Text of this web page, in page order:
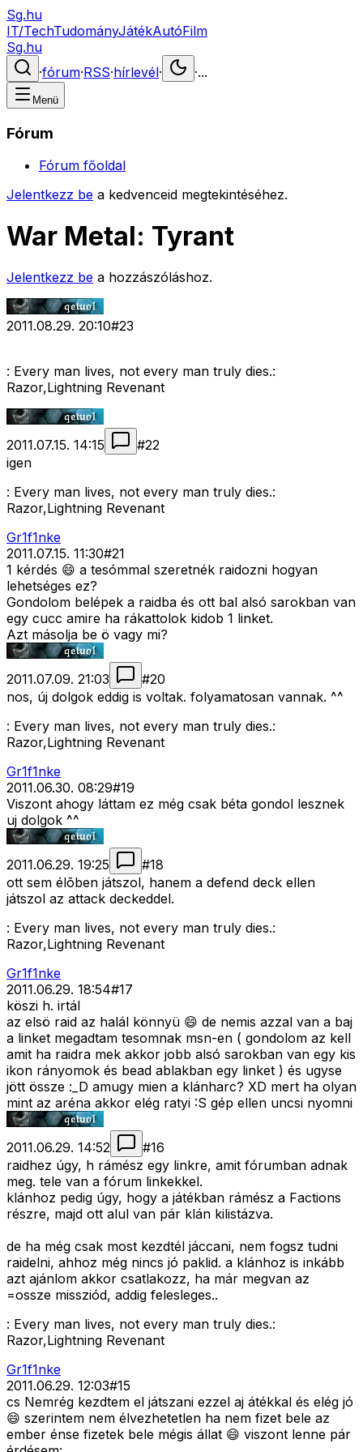
Sg.hu
IT/TechTudományJátékAutóFilm
Sg.hu
·fórum·RSS·hírlevél· ·...
Menü
Fórum
Fórum főoldal
Jelentkezz be a kedvenceid megtekintéséhez.
War Metal: Tyrant
Jelentkezz be a hozzászóláshoz.
2011.08.29. 20:10#23
: Every man lives, not every man truly dies.:
Razor,Lightning Revenant
2011.07.15. 14:15 #22
igen
: Every man lives, not every man truly dies.:
Razor,Lightning Revenant
Gr1f1nke
2011.07.15. 11:30#21
1 kérdés 😄 a tesómmal szeretnék raidozni hogyan
lehetséges ez?
Gondolom belépek a raidba és ott bal alsó sarokban van
egy cucc amire ha rákattolok kidob 1 linket.
Azt másolja be ö vagy mi?
2011.07.09. 21:03 #20
nos, új dolgok eddig is voltak. folyamatosan vannak. ^^
: Every man lives, not every man truly dies.:
Razor,Lightning Revenant
Gr1f1nke
2011.06.30. 08:29#19
Viszont ahogy láttam ez még csak béta gondol lesznek
uj dolgok ^^
2011.06.29. 19:25 #18
ott sem élõben játszol, hanem a defend deck ellen
játszol az attack deckeddel.
: Every man lives, not every man truly dies.:
Razor,Lightning Revenant
Gr1f1nke
2011.06.29. 18:54#17
köszi h. irtál
az elsö raid az halál könnyü 😄 de nemis azzal van a baj
a linket megadtam tesomnak msn-en ( gondolom az kell
amit ha raidra mek akkor jobb alsó sarokban van egy kis
ikon rányomok és bead ablakban egy linket ) és ugyse
jött össze :_D amugy mien a klánharc? XD mert ha olyan
mint az aréna akkor elég ratyi :S gép ellen uncsi nyomni
2011.06.29. 14:52 #16
raidhez úgy, h rámész egy linkre, amit fórumban adnak
meg. tele van a fórum linkekkel.
klánhoz pedig úgy, hogy a játékban rámész a Factions
részre, majd ott alul van pár klán kilistázva.
de ha még csak most kezdtél jáccani, nem fogsz tudni
raidelni, ahhoz még nincs jó paklid. a klánhoz is inkább
azt ajánlom akkor csatlakozz, ha már megvan az
=ossze missziód, addig felesleges..
: Every man lives, not every man truly dies.:
Razor,Lightning Revenant
Gr1f1nke
2011.06.29. 12:03#15
cs Nemrég kezdtem el játszani ezzel aj átékkal és elég jó
😄 szerintem nem élvezhetetlen ha nem fizet bele az
ember énse fizetek bele mégis állat 😄 viszont lenne pár